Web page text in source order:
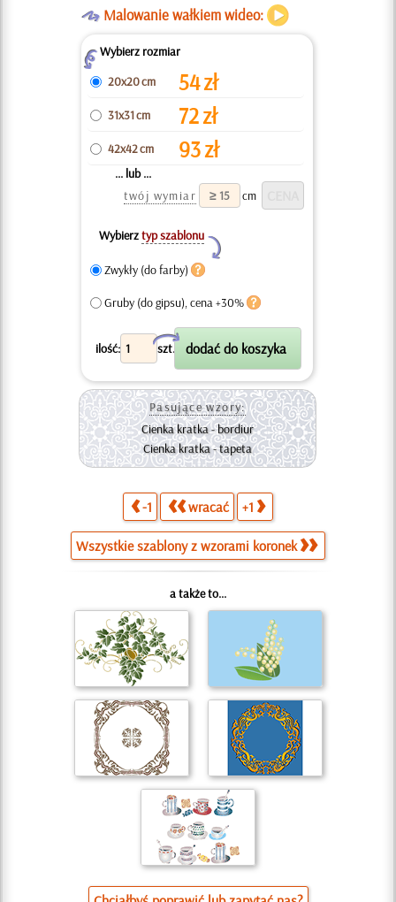
OMalowanie wałkiem wideo:
ZWybierz rozmiar
20x20 cm
54zł
31x31 cm 72zł
42x42 cm 93zł
... lub ...
twój wymiar
cm
Wybierztyp szablonu
Y
Zwykły (do farby)
Gruby (do gipsu), cena +30%
ilość: szt.
X
Pasujące wzory:
Cienka kratka - bordiur
Cienka kratka - tapeta
-1 wracać +1
Wszystkie szablony z wzorami koronek
a także to...